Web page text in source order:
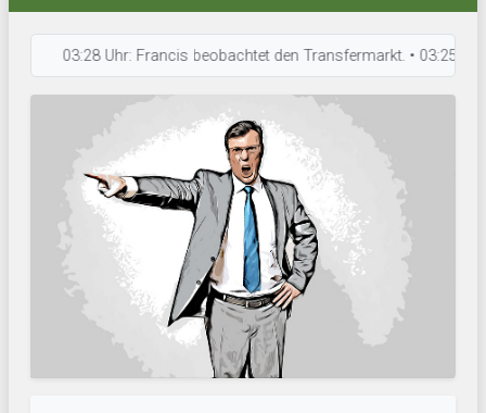
03:28 Uhr: Francis beobachtet den Transfermarkt. • 03:25 Uhr: